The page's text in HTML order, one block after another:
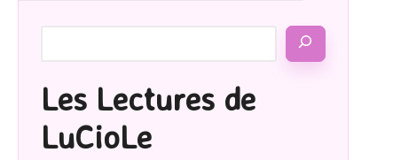
Les Lectures de
LuCioLe